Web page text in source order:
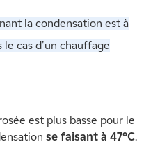
la condensation est à
cas d'un chauffage
est plus basse pour le
se faisant à 47°C.